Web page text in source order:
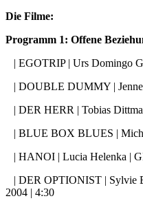
Die Filme:
Programm 1: Offene
| EGOTRIP | Urs Domingo
| DOUBLE DUMMY |
| DER HERR | Tobias
| BLUE BOX BLUES |
| HANOI | Lucia Helenka |
| DER OPTIONIST | Sylvie
2004 | 4:30